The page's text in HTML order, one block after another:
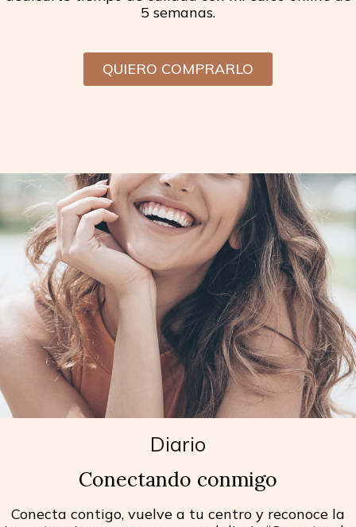
5 semanas.
QUIERO COMPRARLO
Diario
Conectando conmigo
Conecta contigo, vuelve a tu centro y reconoce la